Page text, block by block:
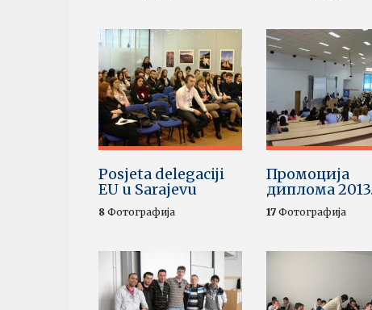
Posjeta delegaciji
EU u Sarajevu
8 Фотографија
Промоција
диплома 2013.
17 Фотографија